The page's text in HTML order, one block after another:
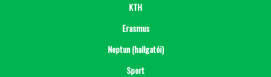
KTH
Erasmus
Neptun (hallgatói)
Sport